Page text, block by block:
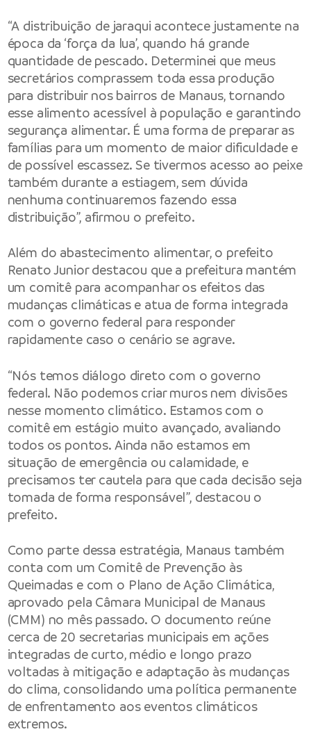
“A distribuição de jaraqui acontece justamente na
época da ‘força da lua’, quando há grande
quantidade de pescado. Determinei que meus
secretários comprassem toda essa produção
para distribuir nos bairros de Manaus, tornando
esse alimento acessível à população e garantindo
segurança alimentar. É uma forma de preparar as
famílias para um momento de maior dificuldade e
de possível escassez. Se tivermos acesso ao peixe
também durante a estiagem, sem dúvida
nenhuma continuaremos fazendo essa
distribuição”, afirmou o prefeito.
Além do abastecimento alimentar, o prefeito
Renato Junior destacou que a prefeitura mantém
um comitê para acompanhar os efeitos das
mudanças climáticas e atua de forma integrada
com o governo federal para responder
rapidamente caso o cenário se agrave.
“Nós temos diálogo direto com o governo
federal. Não podemos criar muros nem divisões
nesse momento climático. Estamos com o
comitê em estágio muito avançado, avaliando
todos os pontos. Ainda não estamos em
situação de emergência ou calamidade, e
precisamos ter cautela para que cada decisão seja
tomada de forma responsável”, destacou o
prefeito.
Como parte dessa estratégia, Manaus também
conta com um Comitê de Prevenção às
Queimadas e com o Plano de Ação Climática,
aprovado pela Câmara Municipal de Manaus
(CMM) no mês passado. O documento reúne
cerca de 20 secretarias municipais em ações
integradas de curto, médio e longo prazo
voltadas à mitigação e adaptação às mudanças
do clima, consolidando uma política permanente
de enfrentamento aos eventos climáticos
extremos.